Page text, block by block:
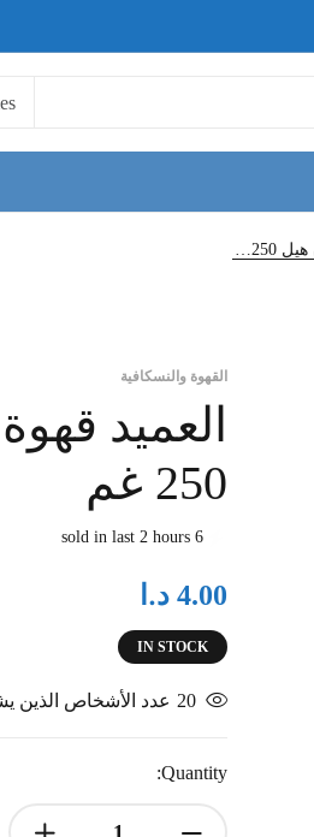
العميد قهوة وسط بدون هيل 250 غم
القهوة والنسكافية
العميد
250 غم
6 sold in last 2 hours
4.00 د.ا
IN STOCK
20 عدد الأشخاص الذين
Quantity: